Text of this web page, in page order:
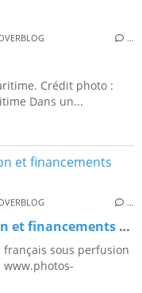
…
Crédit photo :
Dans un...
…
Aéroports français sous perfusion et financements perdus
sous perfusion